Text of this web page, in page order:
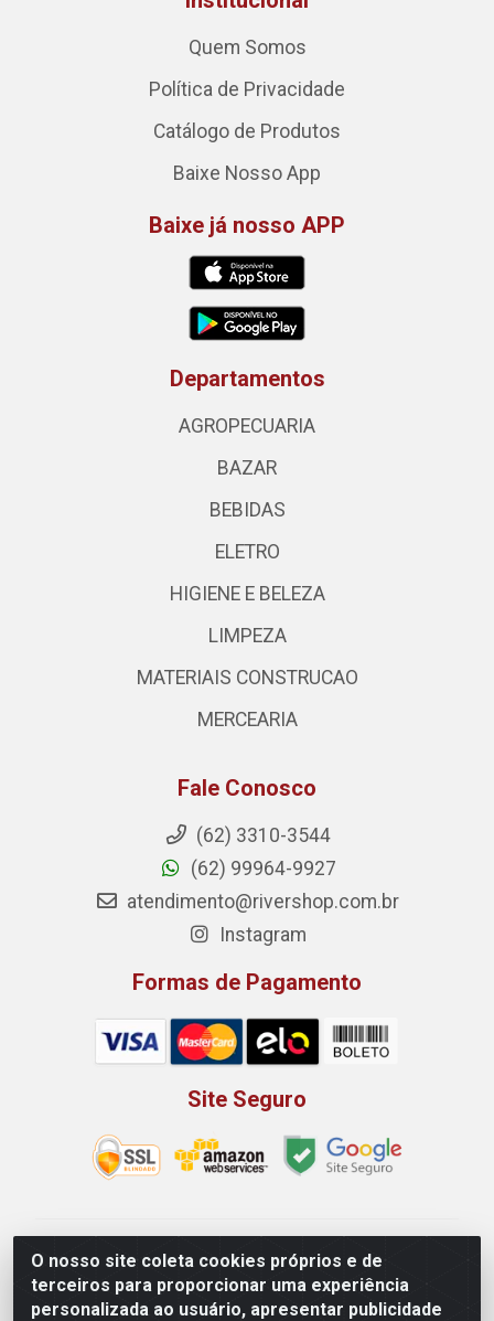
O nosso site coleta cookies próprios e de
terceiros para proporcionar uma experiência
personalizada ao usuário, apresentar publicidade
Quem Somos
Política de Privacidade
Catálogo de Produtos
Baixe Nosso App
Baixe já nosso APP
Departamentos
AGROPECUARIA
BAZAR
BEBIDAS
ELETRO
HIGIENE E BELEZA
LIMPEZA
MATERIAIS CONSTRUCAO
MERCEARIA
Fale Conosco
(62) 3310-3544
(62) 99964-9927
atendimento@rivershop.com.br
Instagram
Formas de Pagamento
Site Seguro
Rio Vermelho Distribuição de Alimentos LTDA - Rodovia
BR, 153, KM 52 N 00 QD 00 LT 16 - Bairro Jardim
Eldorado, Anápolis/GO - CEP 75.045-190 - CNPJ